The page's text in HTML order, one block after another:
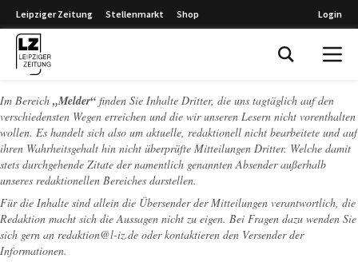
Leipziger Zeitung Stellenmarkt Shop Login
Im Bereich „Melder“ finden Sie Inhalte Dritter, die uns tagtäglich auf den
verschiedensten Wegen erreichen und die wir unseren Lesern nicht vorenthalten
wollen. Es handelt sich also um aktuelle, redaktionell nicht bearbeitete und auf
ihren Wahrheitsgehalt hin nicht überprüfte Mitteilungen Dritter. Welche damit
stets durchgehende Zitate der namentlich genannten Absender außerhalb
unseres redaktionellen Bereiches darstellen.
Für die Inhalte sind allein die Übersender der Mitteilungen verantwortlich, die
Redaktion macht sich die Aussagen nicht zu eigen. Bei Fragen dazu wenden Sie
sich gern an redaktion@l-iz.de oder kontaktieren den Versender der
Informationen.